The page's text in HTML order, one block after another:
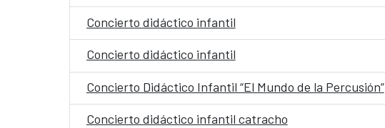
Concierto didáctico infantil
Concierto didáctico infantil
Concierto Didáctico Infantil “El Mundo de la Percusión”
Concierto didáctico infantil catracho